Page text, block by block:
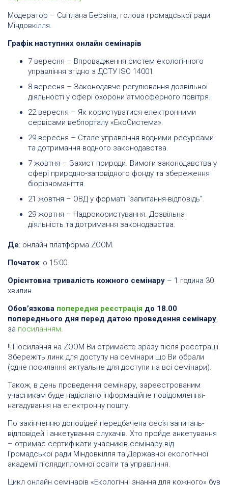
Модератор – Світлана Берзіна, голова громадської ради
Міндовкілля.
Графік наступних онлайн семінарів
7 вересня – Впровадження систем екологічного
управління згідно з ДСТУ ISO 14001
8 вересня – Законодавче регулювання дозвільної
діяльності у сфері охорони атмосферного повітря.
22 вересня – Як користуватися електронними
сервісами вебпорталу «ЕкоСистема».
29 вересня – Стале управління водними ресурсами
та дотримання водного законодавства.
7 жовтня – Захист природи. Вимоги законодавства у
сфері природно-заповідного фонду та збереження
біорізноманіття.
21 жовтня – ОВД у форматі “запитання-відповідь”.
29 жовтня – Надрокористування. Дозвільна
діяльність та дотримання законодавства.
Де: онлайн платформа ZOOM.
Початок: о 15:00.
Орієнтовна тривалість кожного семінару – 1 година 30
хвилин.
Обов’язкова попередня реєстрація до 18.00
попереднього дня перед датою проведення семінару,
за посиланням.
‼ Посилання на ZOOM Ви отримаєте зразу після реєстрації.
Збережіть линк для доступу на семінари що Ви обрали
(одне посилання актуальне для доступи на всі семінари).
Також, в день проведення семінару, зареєстрованим
учасникам буде надіслано інформаційне повідомлення-
нагадування на електронну пошту.
По закінченню доповідей передбачена сесія запитань-
відповідей і анкетування слухачів. Хто пройде анкетування
– отримає сертифікати учасників семінару від
Громадської ради Міндовкілля та Державної екологічної
академії післядипломної освіти та управління.
Цикл онлайн семінарів «Екологічні знання для кожного» був